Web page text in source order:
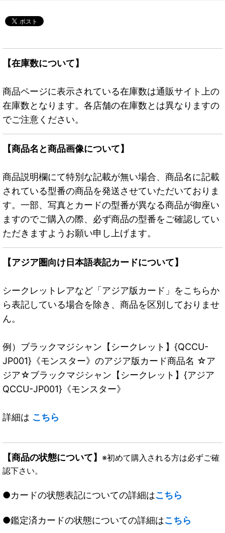
【在庫数について】
商品ページに表示されている在庫数は通販サイト上の
在庫数となります。各店舗の在庫数とは異なりますの
でご注意ください。
【商品名と商品画像について】
商品説明欄にて特別な記載が無い場合、商品名に記載
されている型番の商品を発送させていただいておりま
す。一部、写真とカードの型番が異なる商品が御座い
ますのでご購入の際、必ず商品の型番をご確認してい
ただきますようお願い申し上げます。
【アジア圏向け日本語表記カードについて】
シークレットレアなど「アジア版カード」をこちらか
ら表記している場合を除き、商品を区別しておりませ
ん。
例）ブラックマジシャン【シークレット】{QCCU-
JP001}《モンスター》のアジア版カード商品名 ☆ア
ジア☆ブラックマジシャン【シークレット】{アジア
QCCU-JP001}《モンスター》
詳細は こちら
【商品の状態について】 ※初めて購入される方は必ずご確
認下さい。
●カードの状態表記についての詳細はこちら
●鑑定済カードの状態についての詳細はこちら